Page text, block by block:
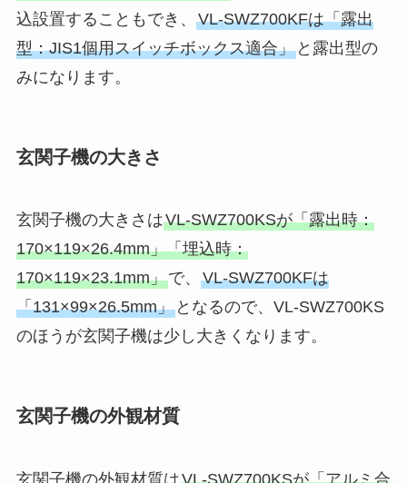
込設置することもでき、 VL-SWZ700KFは「露出
型：JIS1個用スイッチボックス適合」と露出型の
みになります。
玄関子機の大きさ
玄関子機の大きさはVL-SWZ700KSが「露出時：
170×119×26.4mm」「埋込時：
170×119×23.1mm」で、 VL-SWZ700KFは
「131×99×26.5mm」となるので、VL-SWZ700KS
のほうが玄関子機は少し大きくなります。
玄関子機の外観材質
玄関子機の外観材質はVL-SWZ700KSが「アルミ合